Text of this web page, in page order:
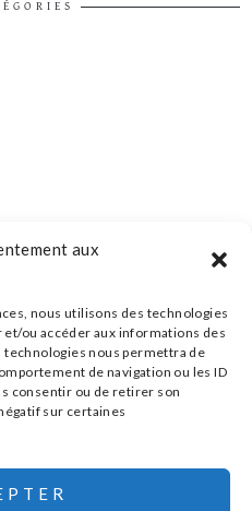
aux
nous utilisons des technologies
ou accéder aux informations des
technologies nous permettra de
de navigation ou les ID
consentir ou de retirer son
sur certaines
newsletter